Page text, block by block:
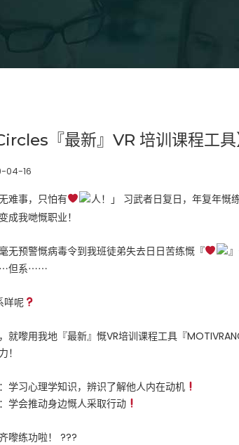
『最新』VR 培训课程工
04-16
无难事，只怕有
人！」 习武者日复日，年复年慨
成我哋慨职业！
无预警慨病毒令到我班徒弟失去日日苦练慨『
但系⋯⋯
咩呢
就嚟用我地『最新』慨VR培训课程工具『
！
学习心理学知识，辨识了解他人内在动机
学会推动身边慨人采取行动
嚟练功啦！ ???